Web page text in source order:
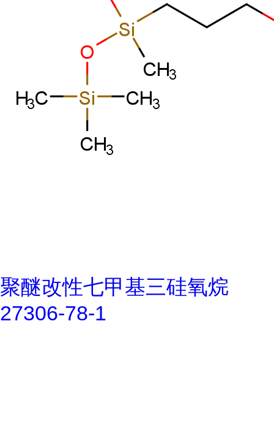
聚醚改性七甲基三硅氧烷
27306-78-1